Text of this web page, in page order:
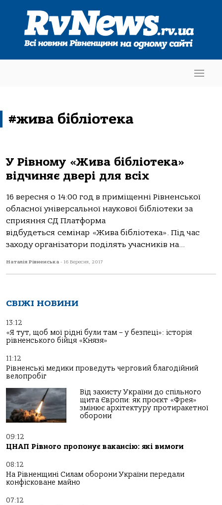
#жива бібліотека
У Рівному «Жива бібліотека»
відчиняє двері для всіх
16 вересня о 14:00 год в приміщенні Рівненської
обласної універсальної наукової бібліотеки за
сприяння СД Платформа
відбудеться семінар «Жива бібліотека». Під час
заходу організатори поділять учасників на...
Наталія Рівненська - 16 Вересня, 2017
СВІЖІ НОВИНИ
13:12
«Я тут, щоб мої рідні були там – у безпеці»: історія
рівненського бійця «Князя»
11:12
Рівненські медики проведуть черговий благодійний
велопробіг
Від захисту України до спільного
щита Європи: як проєкт «Фрея»
змінює архітектуру протиракетної
оборони
09:12
ЦНАП Рівного пропонує вакансію: які вимоги
08:12
На Рівненщині Силам оборони України передали
конфісковане майно
07:12